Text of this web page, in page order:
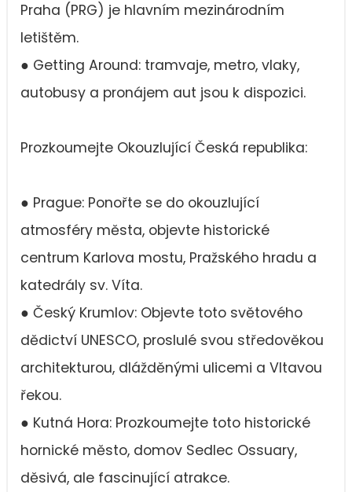
Praha (PRG) je hlavním mezinárodním
letištěm.
● Getting Around: tramvaje, metro, vlaky,
autobusy a pronájem aut jsou k dispozici.
Prozkoumejte Okouzlující Česká republika:
● Prague: Ponořte se do okouzlující
atmosféry města, objevte historické
centrum Karlova mostu, Pražského hradu a
katedrály sv. Víta.
● Český Krumlov: Objevte toto světového
dědictví UNESCO, proslulé svou středověkou
architekturou, dlážděnými ulicemi a Vltavou
řekou.
● Kutná Hora: Prozkoumejte toto historické
hornické město, domov Sedlec Ossuary,
děsivá, ale fascinující atrakce.